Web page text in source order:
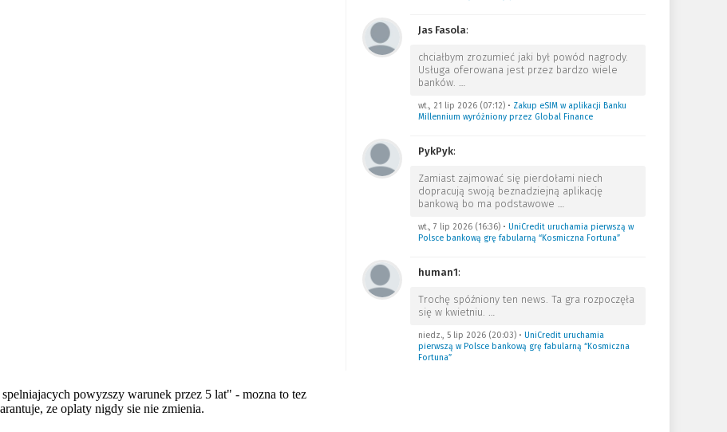
Jas Fasola:
chciałbym zrozumieć jaki był powód nagrody.
Usługa oferowana jest przez bardzo wiele
banków. …
wt., 21 lip 2026 (07:12)• Zakup eSIM w aplikacji Banku
Millennium wyróżniony przez Global Finance
PykPyk:
Zamiast zajmować się pierdołami niech
dopracują swoją beznadziejną aplikację
bankową bo ma podstawowe …
wt., 7 lip 2026 (16:36)• UniCredit uruchamia pierwszą w
Polsce bankową grę fabularną “Kosmiczna Fortuna”
human1:
Trochę spóźniony ten news. Ta gra rozpoczęła
się w kwietniu. …
niedz., 5 lip 2026 (20:03)• UniCredit uruchamia
pierwszą w Polsce bankową grę fabularną “Kosmiczna
Fortuna”